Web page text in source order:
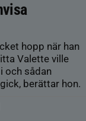
hopp när han
Valette ville
och sådan
berättar hon.